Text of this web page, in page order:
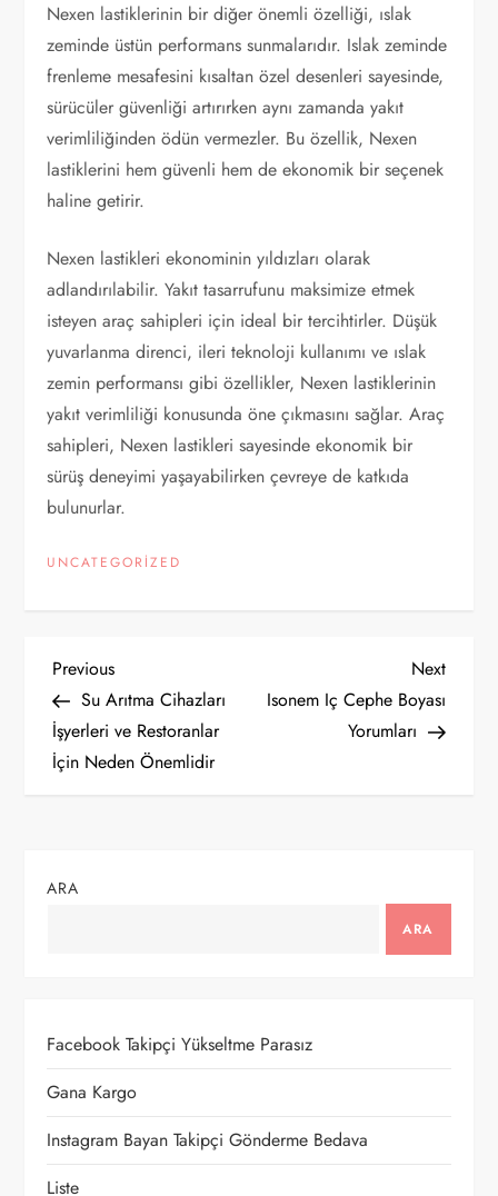
Nexen lastiklerinin bir diğer önemli özelliği, ıslak
zeminde üstün performans sunmalarıdır. Islak zeminde
frenleme mesafesini kısaltan özel desenleri sayesinde,
sürücüler güvenliği artırırken aynı zamanda yakıt
verimliliğinden ödün vermezler. Bu özellik, Nexen
lastiklerini hem güvenli hem de ekonomik bir seçenek
haline getirir.
Nexen lastikleri ekonominin yıldızları olarak
adlandırılabilir. Yakıt tasarrufunu maksimize etmek
isteyen araç sahipleri için ideal bir tercihtirler. Düşük
yuvarlanma direnci, ileri teknoloji kullanımı ve ıslak
zemin performansı gibi özellikler, Nexen lastiklerinin
yakıt verimliliği konusunda öne çıkmasını sağlar. Araç
sahipleri, Nexen lastikleri sayesinde ekonomik bir
sürüş deneyimi yaşayabilirken çevreye de katkıda
bulunurlar.
UNCATEGORIZED
Y
a
z
g
i
n
m
Previous
Post
Previous
Su Arıtma Cihazları
İşyerleri ve Restoranlar
İçin Neden Önemlidir
Next
Post
Next
Isonem Iç Cephe Boyası
Yorumları
ARA
ARA
Facebook Takipçi Yükseltme Parasız
Gana Kargo
Instagram Bayan Takipçi Gönderme Bedava
Liste